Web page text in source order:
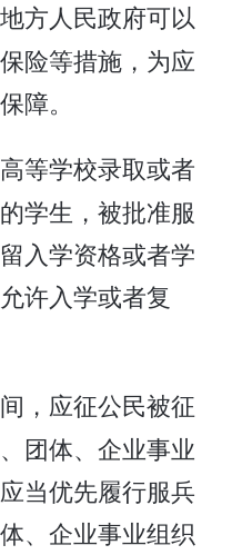
方人民政府可以
险等措施，为应
障。
等学校录取或者
学生，被批准服
入学资格或者学
许入学或者复
，应征公民被征
团体、企业事业
当优先履行服兵
、企业事业组织